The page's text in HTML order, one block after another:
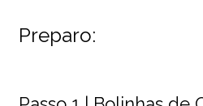
Preparo: